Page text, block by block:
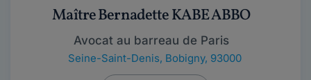
Maître Bernadette KABE ABBO
Avocat au barreau de Paris
Seine-Saint-Denis, Bobigny, 93000